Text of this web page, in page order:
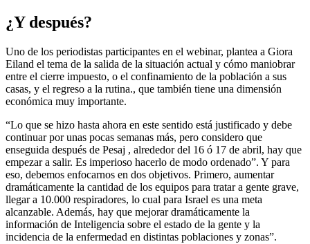
¿Y después?
Uno de los periodistas participantes en el webinar, plantea a Giora
Eiland el tema de la salida de la situación actual y cómo maniobrar
entre el cierre impuesto, o el confinamiento de la población a sus
casas, y el regreso a la rutina., que también tiene una dimensión
económica muy importante.
“Lo que se hizo hasta ahora en este sentido está justificado y debe
continuar por unas pocas semanas más, pero considero que
enseguida después de Pesaj , alrededor del 16 ó 17 de abril, hay que
empezar a salir. Es imperioso hacerlo de modo ordenado”. Y para
eso, debemos enfocarnos en dos objetivos. Primero, aumentar
dramáticamente la cantidad de los equipos para tratar a gente grave,
llegar a 10.000 respiradores, lo cual para Israel es una meta
alcanzable. Además, hay que mejorar dramáticamente la
información de Inteligencia sobre el estado de la gente y la
incidencia de la enfermedad en distintas poblaciones y zonas”.